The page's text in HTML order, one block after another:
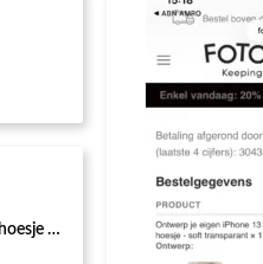
en het is prachtig!! besteld heb